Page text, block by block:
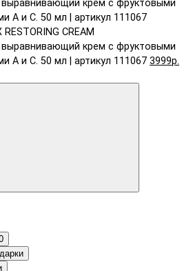
CREAM
крем с фруктовыми
А и С. 50 мл | артикул 111067 3999р.